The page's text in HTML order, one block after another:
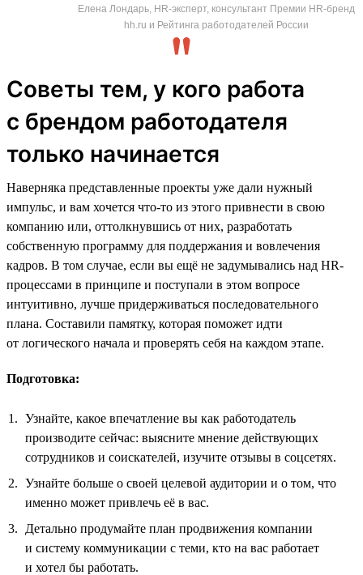
Елена Лондарь, HR-эксперт, консультант Премии HR-бренд
hh.ru и Рейтинга работодателей России
Советы тем, у кого работа
с брендом работодателя
только начинается
Наверняка представленные проекты уже дали нужный
импульс, и вам хочется что-то из этого привнести в свою
компанию или, оттолкнувшись от них, разработать
собственную программу для поддержания и вовлечения
кадров. В том случае, если вы ещё не задумывались над HR-
процессами в принципе и поступали в этом вопросе
интуитивно, лучше придерживаться последовательного
плана. Составили памятку, которая поможет идти
от логического начала и проверять себя на каждом этапе.
Подготовка:
Узнайте, какое впечатление вы как работодатель
производите сейчас: выясните мнение действующих
сотрудников и соискателей, изучите отзывы в соцсетях.
Узнайте больше о своей целевой аудитории и о том, что
именно может привлечь её в вас.
Детально продумайте план продвижения компании
и систему коммуникации с теми, кто на вас работает
и хотел бы работать.